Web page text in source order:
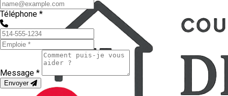
Téléphone *
Message *
Envoyer